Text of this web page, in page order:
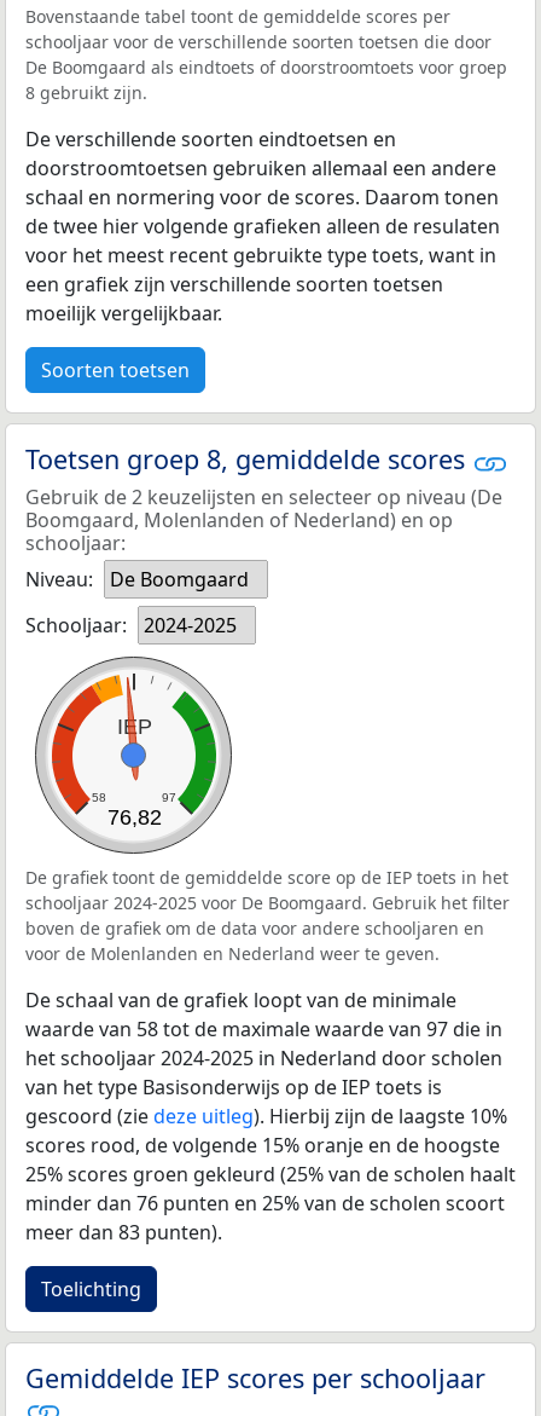
Bovenstaande tabel toont de gemiddelde scores per
schooljaar voor de verschillende soorten toetsen die door
De Boomgaard als eindtoets of doorstroomtoets voor groep
8 gebruikt zijn.
De verschillende soorten eindtoetsen en
doorstroomtoetsen gebruiken allemaal een andere
schaal en normering voor de scores. Daarom tonen
de twee hier volgende grafieken alleen de resulaten
voor het meest recent gebruikte type toets, want in
een grafiek zijn verschillende soorten toetsen
moeilijk vergelijkbaar.
Soorten toetsen
Toetsen groep 8, gemiddelde scores
Gebruik de 2 keuzelijsten en selecteer op niveau (De
Boomgaard, Molenlanden of Nederland) en op
schooljaar:
Niveau:
De Boomgaard
Schooljaar:
2024-2025
IEP
58 97
76,82
De grafiek toont de gemiddelde score op de IEP toets in het
schooljaar 2024-2025 voor De Boomgaard. Gebruik het filter
boven de grafiek om de data voor andere schooljaren en
voor de Molenlanden en Nederland weer te geven.
De schaal van de grafiek loopt van de minimale
waarde van 58 tot de maximale waarde van 97 die in
het schooljaar 2024-2025 in Nederland door scholen
van het type Basisonderwijs op de IEP toets is
gescoord (ziedeze uitleg). Hierbij zijn de laagste 10%
scores rood, de volgende 15% oranje en de hoogste
25% scores groen gekleurd (25% van de scholen haalt
minder dan 76 punten en 25% van de scholen scoort
meer dan 83 punten).
Toelichting
Gemiddelde IEP scores per schooljaar